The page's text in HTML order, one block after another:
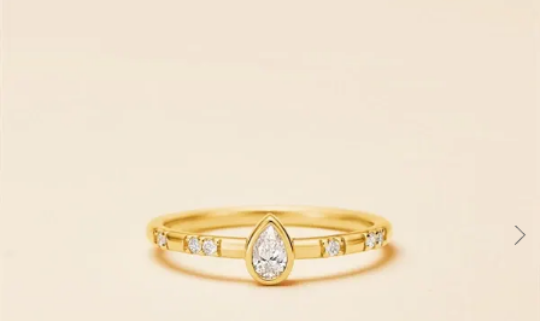
すべてのジュエリー